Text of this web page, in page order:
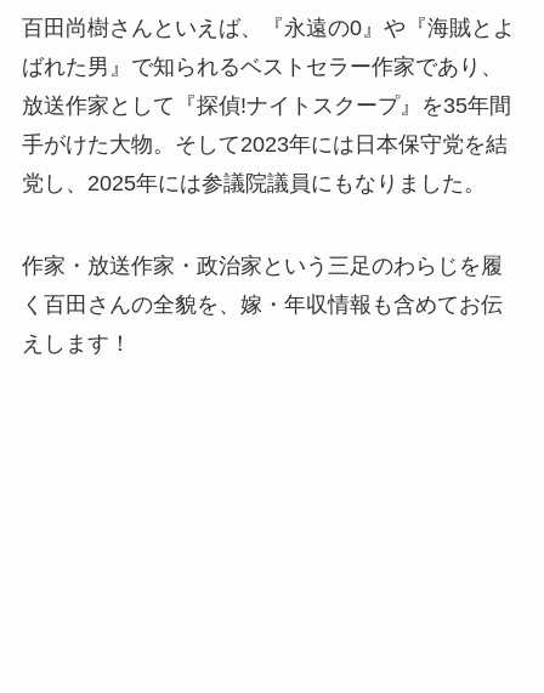
百田尚樹さんといえば、『永遠の0』や『海賊とよ
ばれた男』で知られるベストセラー作家であり、
放送作家として『探偵!ナイトスクープ』を35年間
手がけた大物。そして2023年には日本保守党を結
党し、2025年には参議院議員にもなりました。
作家・放送作家・政治家という三足のわらじを履
く百田さんの全貌を、嫁・年収情報も含めてお伝
えします！